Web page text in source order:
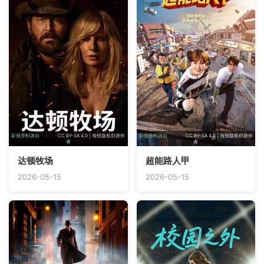
影视资料源自 TMDB · CC BY-SA 4.0 | 海报版权归原作
者
达顿牧场
2026-05-15
影视资料源自TMDB· CC BY-SA 4.0 | 海报版权归原作
者
超能路人甲
2026-05-15